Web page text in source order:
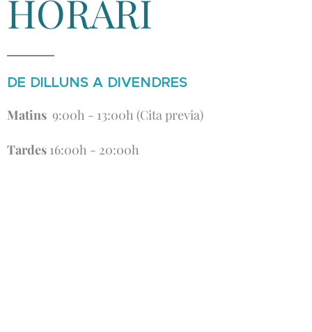
HORARI
DE DILLUNS A DIVENDRES
Matins 9:00h - 13:00h (Cita previa)
Tardes 16:00h - 20:00h